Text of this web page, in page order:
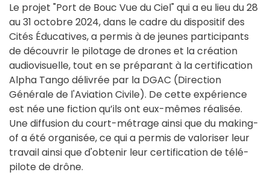
Le projet "Port de Bouc Vue du Ciel" qui a eu lieu du 28
au 31 octobre 2024, dans le cadre du dispositif des
Cités Éducatives, a permis à de jeunes participants
de découvrir le pilotage de drones et la création
audiovisuelle, tout en se préparant à la certification
Alpha Tango délivrée par la DGAC (Direction
Générale de l'Aviation Civile). De cette expérience
est née une fiction qu’ils ont eux-mêmes réalisée.
Une diffusion du court-métrage ainsi que du making-
of a été organisée, ce qui a permis de valoriser leur
travail ainsi que d'obtenir leur certification de télé-
pilote de drône.